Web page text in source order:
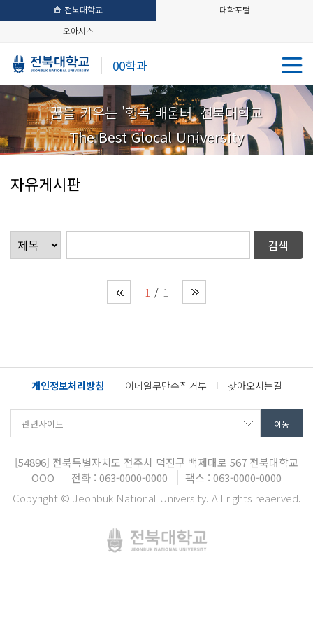
전북대학교
대학포털
오아시스
00학과
꿈을 키우는 '행복 배움터' 전북대학교
The Best Glocal University
자유게시판
1 1
개인정보처리방침 이메일무단수집거부 찾아오시는길
[54896] 전북특별자치도 전주시 덕진구 백제대로 567 전북대학교
OOO
전화 : 063-0000-0000
팩스 : 063-0000-0000
Copyright © Jeonbuk National University. All rights reaerved.